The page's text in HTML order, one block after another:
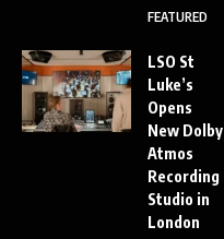
FEATURED
LSO St
Luke’s
Opens
New Dolby
Atmos
Recording
Studio in
London